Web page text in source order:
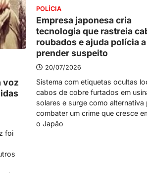
voz
foi
POLÍCIA
Empresa japonesa cria
tecnologia que rastreia
roubados e ajuda polícia a
prender suspeito
20/07/2026
Sistema com etiquetas ocultas
cabos de cobre furtados em
solares e surge como alternativa
combater um crime que cresce
o Japão